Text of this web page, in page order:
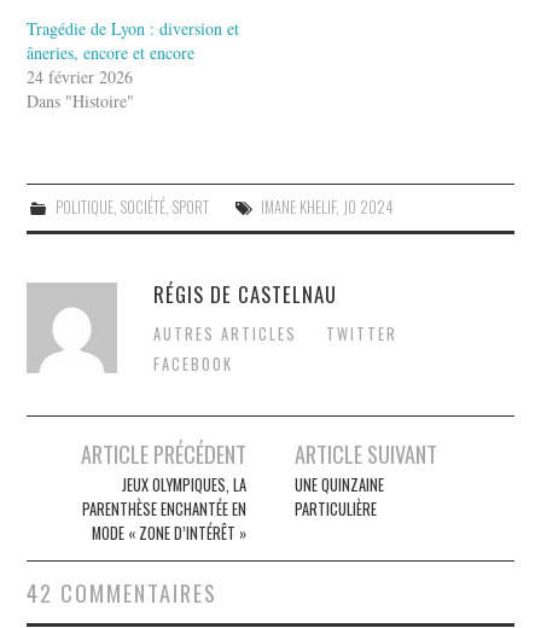
Tragédie de Lyon : diversion et
âneries, encore et encore
24 février 2026
Dans "Histoire"
POLITIQUE, SOCIÉTÉ, SPORT IMANE KHELIF, JO 2024
RÉGIS DE CASTELNAU
AUTRES ARTICLES
TWITTER
FACEBOOK
navigation
ARTICLE PRÉCÉDENT
JEUX OLYMPIQUES, LA
PARENTHÈSE ENCHANTÉE EN
MODE « ZONE D’INTÉRÊT »
ARTICLE SUIVANT
UNE QUINZAINE
PARTICULIÈRE
42 COMMENTAIRES